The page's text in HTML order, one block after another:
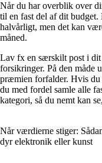
Når du har overblik over
til en fast del af dit
halvårligt, men det kan
måned.
Lav fx en særskilt post i
forsikringer. På den måde
præmien forfalder. Hvis
du med fordel samle alle
kategori, så du nemt kan
Når værdierne stiger:
dyr elektronik eller kunst